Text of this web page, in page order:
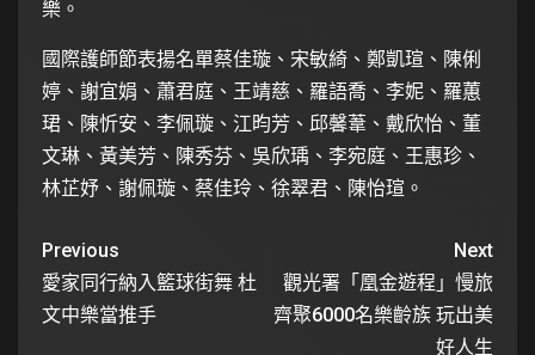
樂。
國際護師節表揚名單蔡佳璇、宋敏綺、鄭凱瑄、陳俐
婷、謝宜娟、蕭君庭、王靖慈、羅語喬、李妮、羅蕙
珺、陳忻安、李佩璇、江昀芳、邱馨葦、戴欣怡、董
文琳、黃美芳、陳秀芬、吳欣瑀、李宛庭、王惠珍、
林芷妤、謝佩璇、蔡佳玲、徐翠君、陳怡瑄。
Previous
愛家同行納入籃球街舞 杜
文中樂當推手
Next
觀光署「凰金遊程」慢旅
齊聚6000名樂齡族 玩出美
好人生